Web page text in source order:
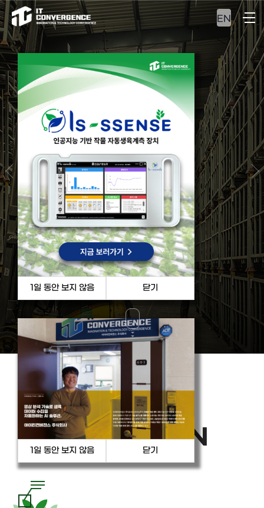
EN
ERP&MES
최적의 자원관리 및
통합 생산관리 솔루션을
만나보십시오.
VIEW MORE
PRODUCT
& SOLUTION